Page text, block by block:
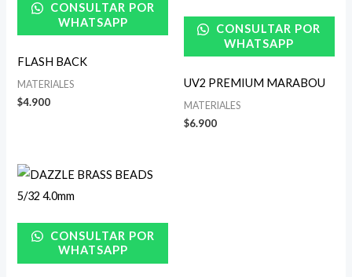
CONSULTAR POR
WHATSAPP
FLASH BACK
MATERIALES
$4.900
CONSULTAR POR
WHATSAPP
UV2 PREMIUM MARABOU
MATERIALES
$6.900
CONSULTAR POR
WHATSAPP